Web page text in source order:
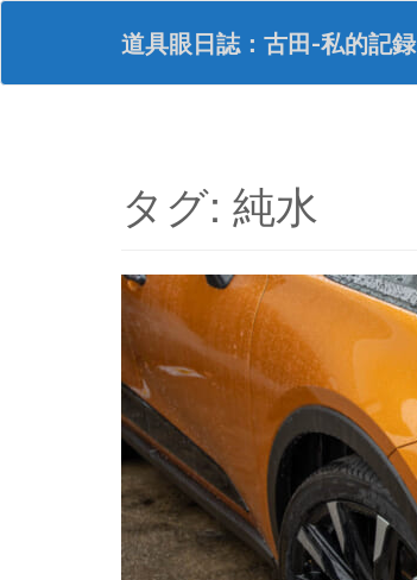
S
p
道具眼日誌：古田-私的記録
タグ: 純水